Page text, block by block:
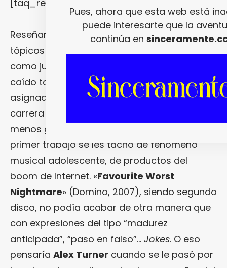
[taq_review]
Reseñar a Arctic Monkeys sin caer en los
tópicos de la prensa musical es algo así
como jugar al tabú. Al pobre cuarteto le han
caído todo tipo de etiquetas, regularmente
asignadas durante el curso de una corta
carrera que, dicho sea de paso, cada vez
menos gente se atreve a cuestionar. Con su
primer trabajo se les tachó de fenómeno
musical adolescente, de productos del
boom de Internet. «Favourite Worst
Nightmare» (Domino, 2007), siendo segundo
disco, no podía acabar de otra manera que
con expresiones del tipo “madurez
anticipada”, “paso en falso”… Jokes. O eso
pensaría Alex Turner cuando se le pasó por
Pues, ahora que esta web está
puede interesarte que la
continúa en